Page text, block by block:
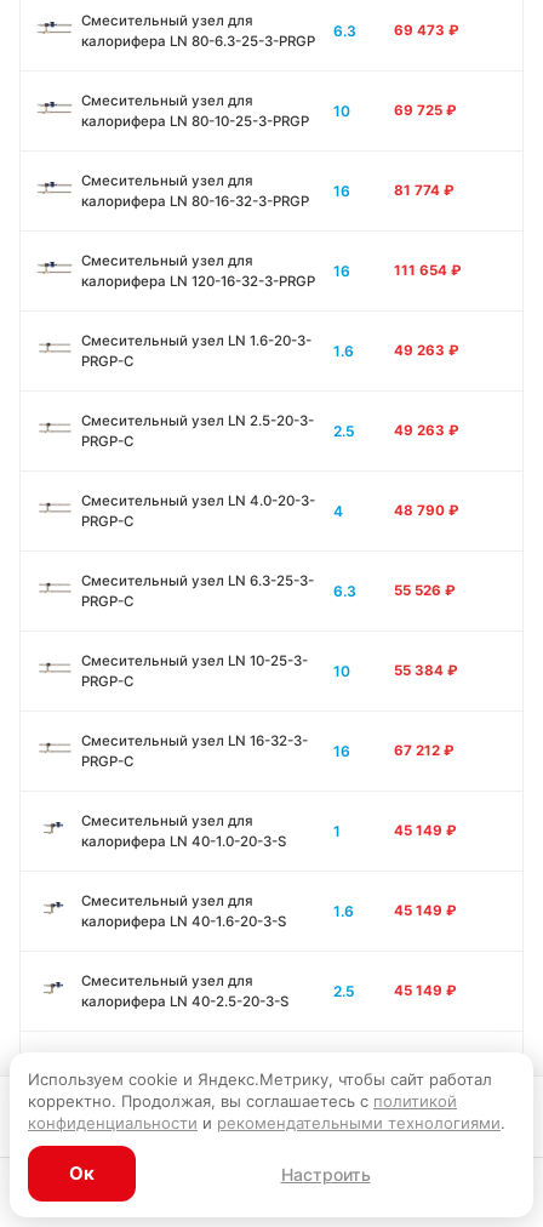
Главная
Смесительный узел для
калорифера LN 80-6.3-25-3-PRGP
6.3 69 473 ₽
Смесительный узел для
калорифера LN 80-10-25-3-PRGP
10 69 725 ₽
Смесительный узел для
калорифера LN 80-16-32-3-PRGP
16 81 774 ₽
Смесительный узел для
калорифера LN 120-16-32-3-PRGP
16 111 654 ₽
Смесительный узел LN 1.6-20-3-
PRGP-C
1.6 49 263 ₽
Смесительный узел LN 2.5-20-3-
PRGP-C
2.5 49 263 ₽
Смесительный узел LN 4.0-20-3-
PRGP-C
4 48 790 ₽
Смесительный узел LN 6.3-25-3-
PRGP-C
6.3 55 526 ₽
Смесительный узел LN 10-25-3-
PRGP-C
10 55 384 ₽
Смесительный узел LN 16-32-3-
PRGP-C
16 67 212 ₽
Смесительный узел для
калорифера LN 40-1.0-20-3-S
1 45 149 ₽
Смесительный узел для
калорифера LN 40-1.6-20-3-S
1.6 45 149 ₽
Смесительный узел для
калорифера LN 40-2.5-20-3-S
2.5 45 149 ₽
калорифера LN 60-2.5-20-3-S
45 329 ₽
калорифера LN 40-4.0-20-3-S
Смесительный узел для
Используем cookie и Яндекс.Метрику, чтобы сайт работал
корректно. Продолжая, вы соглашаетесь с политикой
конфиденциальности и рекомендательными технологиями.
Ок Настроить
В корзину